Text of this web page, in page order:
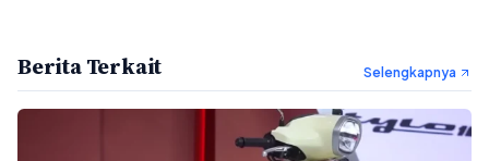
Berita Terkait Selengkapnya